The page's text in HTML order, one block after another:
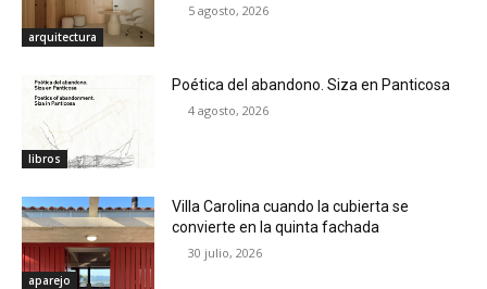
arquitectura
5 agosto, 2026
libros
Poética del abandono. Siza en Panticosa
4 agosto, 2026
aparejo
Villa Carolina cuando la cubierta se
convierte en la quinta fachada
30 julio, 2026